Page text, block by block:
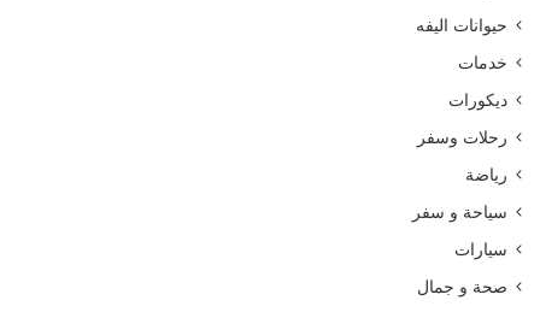
حيوانات اليفه
خدمات
ديكورات
رحلات وسفر
رياضة
سياحة و سفر
سيارات
صحة و جمال